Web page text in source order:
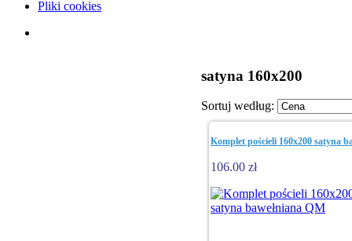
Pliki cookies
satyna 160x200
Sortuj według:
Komplet pościeli 160x200 satyna
106.00 zł